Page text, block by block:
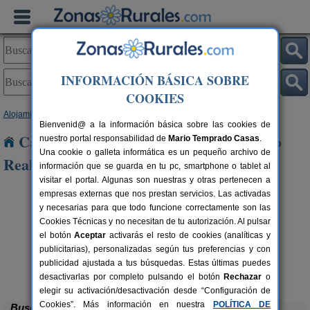
Alojamientos
Casas Rurales cerca de Rozas de Puerto
Real
20+4 pers.
desde19 €
Casa Rural Los Caños
Cenicientos (Madrid)
Buscar
INFORMACIÓN BÁSICA SOBRE
COOKIES
Bienvenid@ a la información básica sobre las cookies de
nuestro portal responsabilidad de Mario Temprado Casas.
Una cookie o galleta informática es un pequeño archivo de
información que se guarda en tu pc, smartphone o tablet al
visitar el portal. Algunas son nuestras y otras pertenecen a
empresas externas que nos prestan servicios. Las activadas
y necesarias para que todo funcione correctamente son las
Cookies Técnicas y no necesitan de tu autorización. Al pulsar
el botónAceptar activarás el resto de cookies (analíticas y
publicitarias), personalizadas según tus preferencias y con
publicidad ajustada a tus búsquedas. Estas últimas puedes
desactivarlas por completo pulsando el botón Rechazar o
elegir su activación/desactivación desde “Configuración de
Cookies”. Más información en nuestra
POLÍTICA DE